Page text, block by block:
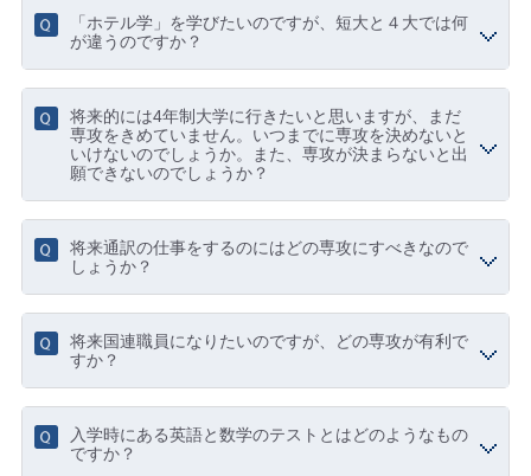
「ホテル学」を学びたいのですが、短大と４大では何
が違うのですか？
将来的には4年制大学に行きたいと思いますが、まだ
専攻をきめていません。いつまでに専攻を決めないと
いけないのでしょうか。また、専攻が決まらないと出
願できないのでしょうか？
将来通訳の仕事をするのにはどの専攻にすべきなので
しょうか？
将来国連職員になりたいのですが、どの専攻が有利で
すか？
入学時にある英語と数学のテストとはどのようなもの
ですか？